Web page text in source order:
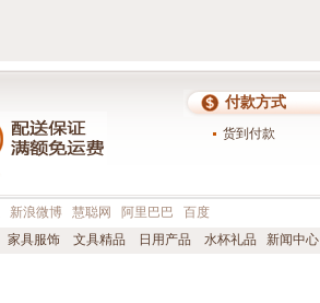
付款方式
货到付款
新浪微博 慧聪网 阿里巴巴
百度
家具服饰 文具精品 日用产品 水杯礼品 新闻中心